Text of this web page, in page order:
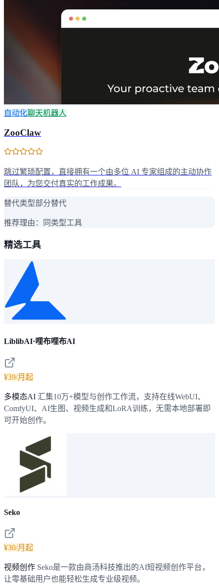
自动化聊天机器人
ZooClaw
跳过繁琐配置，直接拥有一个由多位 AI 专家组成的主动协作
团队，为您交付真实的工作成果。
替代类型部分替代
推荐理由： 同类型工具
精选工具
LiblibAI·哩布哩布AI
¥39/月起
多模态AI 汇集10万+模型与创作工作流，支持在线WebUI、
ComfyUI、AI生图、视频生成和LoRA训练，无需本地部署即
可开始创作。
Seko
¥30/月起
视频创作 Seko是一款由商汤科技推出的AI短视频创作平台，
让零基础用户也能轻松生成专业级视频。